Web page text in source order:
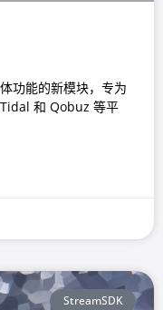
功能的新模块，专为
和 Qobuz 等平
StreamSDK